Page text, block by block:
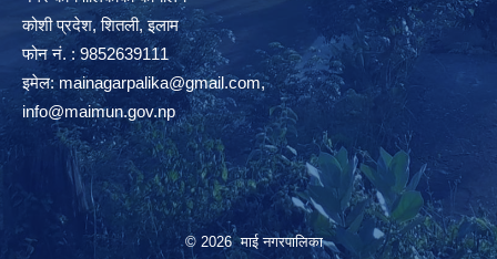
कोशी प्रदेश, शितली, इलाम
फोन नं. : 9852639111
इमेल:mainagarpalika@gmail.com,
info@maimun.gov.np
© 2026 माई नगरपालिका